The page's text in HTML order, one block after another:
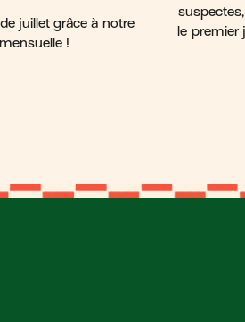
juillet grâce à notre
!
le premier